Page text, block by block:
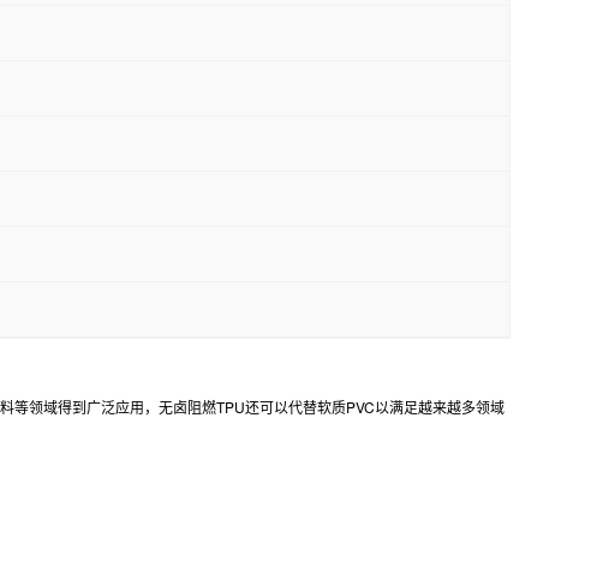
领域得到广泛应用，无卤阻燃TPU还可以代替软质PVC以满足越来越多领域